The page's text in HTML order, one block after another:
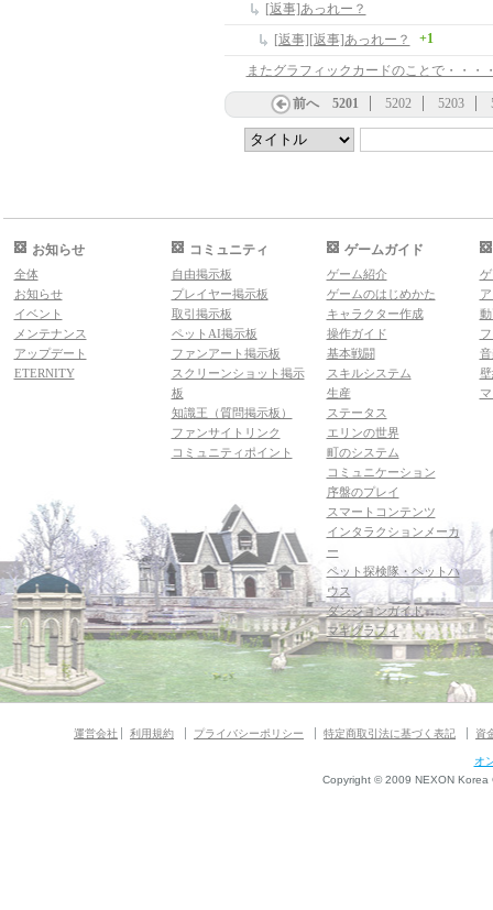
[返事]あっれー？
[返事][返事]あっれー？
+1
またグラフィックカードのことで・・・
前へ 5201 5202 5203
お知らせ
全体
お知らせ
イベント
メンテナンス
アップデート
ETERNITY
コミュニティ
自由掲示板
プレイヤー掲示板
取引掲示板
ペットAI掲示板
ファンアート掲示板
スクリーンショット掲示
板
知識王（質問掲示板）
ファンサイトリンク
コミュニティポイント
ゲームガイド
ゲーム紹介
ゲームのはじめかた
キャラクター作成
操作ガイド
基本戦闘
スキルシステム
生産
ステータス
エリンの世界
町のシステム
コミュニケーション
序盤のプレイ
スマートコンテンツ
インタラクションメーカ
ー
ペット探検隊・ペットハ
ウス
ダンジョンガイド
マギグラフィ
運営会社 利用規約 プライバシーポリシー 特定商取引法に基づく表記 資
オ
Copyright © 2009 NEXON Korea